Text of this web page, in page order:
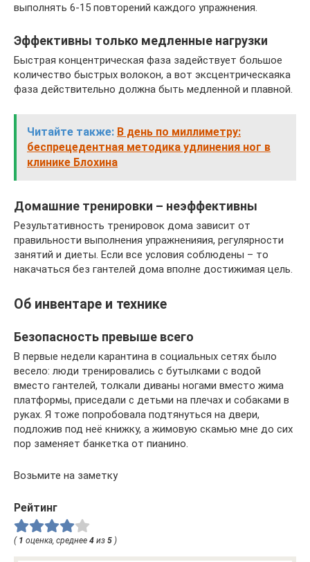
выполнять 6-15 повторений каждого упражнения.
Эффективны только медленные нагрузки
Быстрая концентрическая фаза задействует большое
количество быстрых волокон, а вот эксцентрическаяка
фаза действительно должна быть медленной и плавной.
Читайте также: В день по миллиметру:
беспрецедентная методика удлинения ног в
клинике Блохина
Домашние тренировки – неэффективны
Результативность тренировок дома зависит от
правильности выполнения упражненияия, регулярности
занятий и диеты. Если все условия соблюдены – то
накачаться без гантелей дома вполне достижимая цель.
Об инвентаре и технике
Безопасность превыше всего
В первые недели карантина в социальных сетях было
весело: люди тренировались с бутылками с водой
вместо гантелей, толкали диваны ногами вместо жима
платформы, приседали с детьми на плечах и собаками в
руках. Я тоже попробовала подтянуться на двери,
подложив под неё книжку, а жимовую скамью мне до сих
пор заменяет банкетка от пианино.
Возьмите на заметку
Рейтинг
( 1 оценка, среднее 4 из 5 )